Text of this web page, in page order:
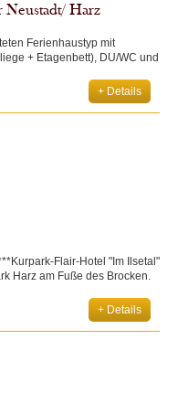
Neustadt/ Harz
Ferienhaustyp mit
+ Etagenbett), DU/WC und
+ Details
Flair-Hotel "Im Ilsetal"
Harz am Fuße des Brocken.
+ Details